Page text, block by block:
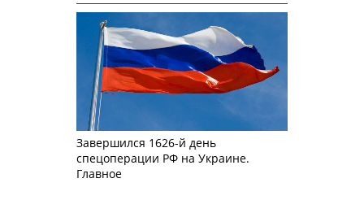
Завершился 1626-й день
спецоперации РФ на Украине.
Главное